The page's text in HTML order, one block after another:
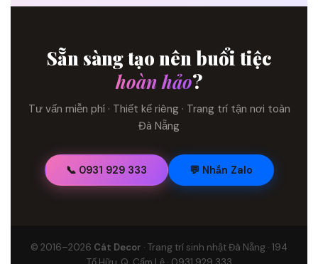
Sẵn sàng tạo nên buổi tiệc
hoàn hảo?
Tư vấn miễn phí · Thiết kế riêng · Trang trí tận nơi toàn
Đà Nẵng
📞 0931 929 333 💬 Nhắn Zalo
© 2016–2026 Cát Decor · Trang trí sinh nhật Đà Nẵng · 194